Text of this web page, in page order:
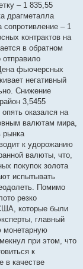
– 1 835,55
драгметалла
– 1
контрактов на
в обратном
отправило
фьючерсных
негативный
Снижение
3,5455
оказался на
валютам мира,
рынка
к удорожанию
валюты, что,
покупок золота
испытывать
Помимо
резко
которые были
главный
монетарную
при этом, что
к
в качестве